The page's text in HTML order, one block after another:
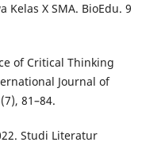
X SMA. BioEdu. 9
of Critical Thinking
Journal of
81–84.
Studi Literatur